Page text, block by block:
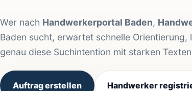
Wer nach Handwerkerportal Baden,
Baden sucht, erwartet schnelle
genau diese Suchintention mit starken
Auftrag erstellen Handwerker